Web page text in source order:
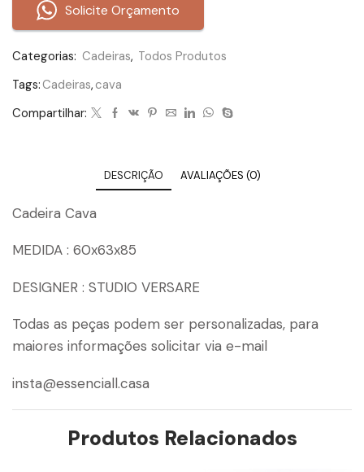
Solicite Orçamento
Categorias: Cadeiras, Todos Produtos
Tags:Cadeiras, cava
Compartilhar:
DESCRIÇÃO AVALIAÇÕES (0)
Cadeira Cava
MEDIDA : 60x63x85
DESIGNER : STUDIO VERSARE
Todas as peças podem ser personalizadas, para
maiores informações solicitar via e-mail
insta@essenciall.casa
Produtos Relacionados